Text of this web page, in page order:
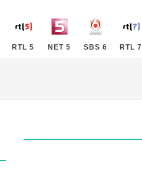
RTL 5 NET 5 SBS 6 RTL 7